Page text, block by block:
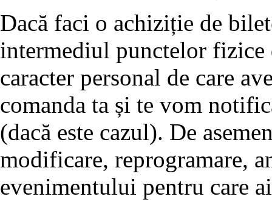
Dacă faci o achiziție de
intermediul punctelor fizice
caracter personal de care
comanda ta și te vom
(dacă este cazul). De
modificare, reprogramare,
evenimentului pentru care